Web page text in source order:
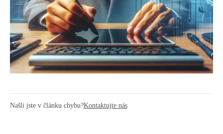
Našli jste v článku chybu?Kontaktujte nás